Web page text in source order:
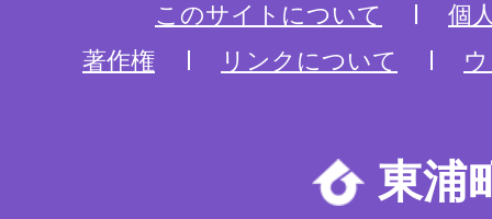
このサイトについて
個
著作権
リンクについて
東浦